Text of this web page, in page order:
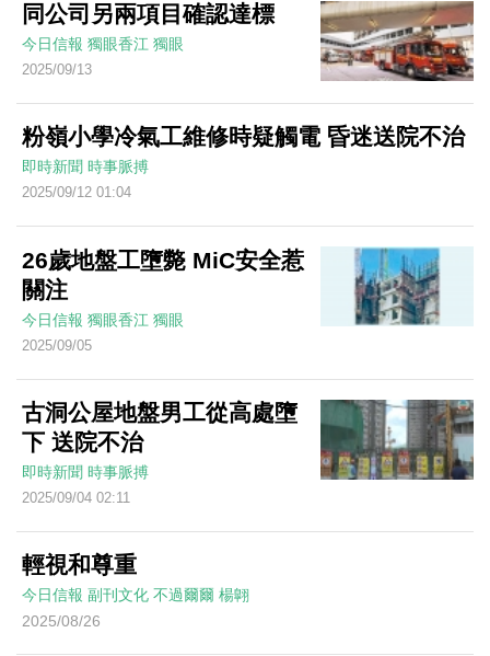
同公司另兩項目確認達標
今日信報 獨眼香江 獨眼
2025/09/13
粉嶺小學冷氣工維修時疑觸電 昏迷送院不治
即時新聞 時事脈搏
2025/09/12 01:04
26歲地盤工墮斃 MiC安全惹
關注
今日信報 獨眼香江 獨眼
2025/09/05
古洞公屋地盤男工從高處墮
下 送院不治
即時新聞 時事脈搏
2025/09/04 02:11
輕視和尊重
今日信報 副刊文化 不過爾爾 楊翺
2025/08/26